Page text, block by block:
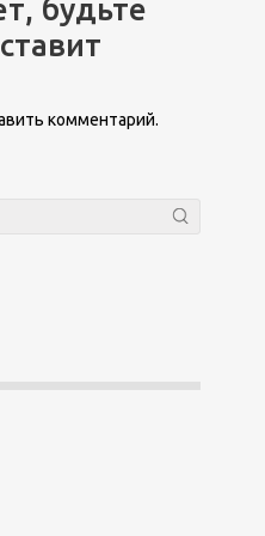
будьте
комментарий.